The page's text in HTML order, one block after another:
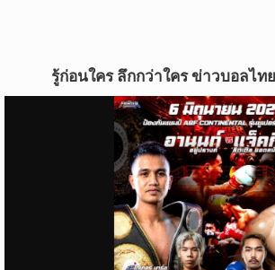
รู้ก่อนใคร ลึกกว่าใคร ข่าวบอลไท
บอล